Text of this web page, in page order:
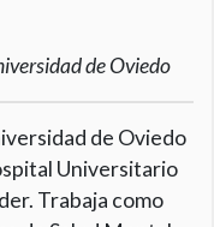
de Oviedo
de Oviedo
Universitario
Trabaja como